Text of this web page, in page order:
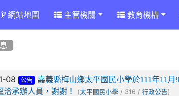
網站地圖 主管機關 教育機構
表
08 公告
嘉義縣梅山鄉太平國民小學於111年11
洽承辦人員，謝謝！
(太平國民小學 / 316 /行政公告)